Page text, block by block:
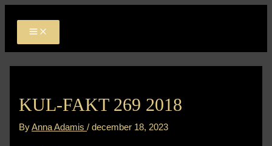
Skip
KUL-FAKT 269 2018
ByAnna Adamis/december 18, 2023
Bejegyzés